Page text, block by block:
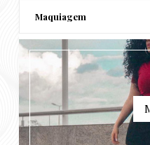
Maquiagem